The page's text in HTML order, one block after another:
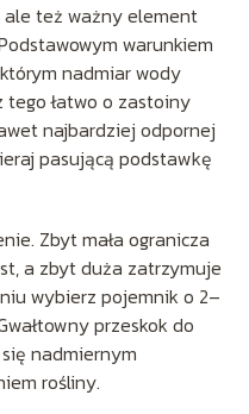
ale też ważny element
warunkiem
nadmiar wody
tego łatwo o zastoiny
najbardziej odpornej
pasującą podstawkę
Zbyt mała ogranicza
a zbyt duża zatrzymuje
wybierz pojemnik o 2–
przeskok do
nadmiernym
rośliny.